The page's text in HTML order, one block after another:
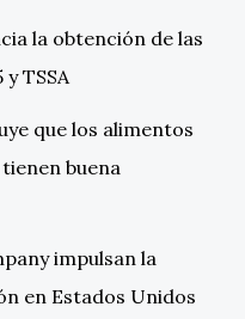
la obtención de las
TSSA
que los alimentos
buena
impulsan la
en Estados Unidos